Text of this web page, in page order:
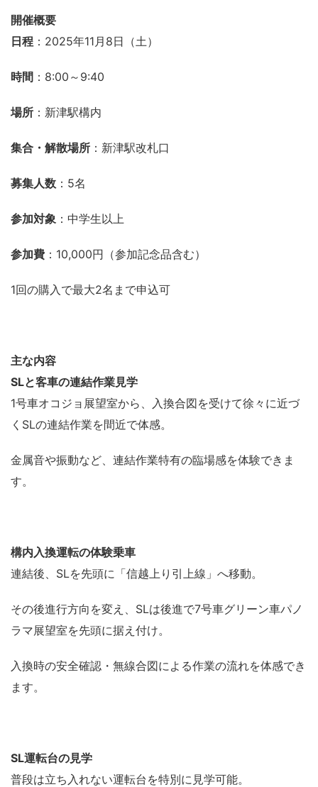
開催概要
日程 ：2025年11月8日（土）
時間 ：8:00～9:40
場所 ：新津駅構内
集合・解散場所 ：新津駅改札口
募集人数 ：5名
参加対象 ：中学生以上
参加費 ：10,000円（参加記念品含む）
1回の購入で最大2名まで申込可
主な内容
SLと客車の連結作業見学
1号車オコジョ展望室から、入換合図を受けて徐々に近づ
くSLの連結作業を間近で体感。
金属音や振動など、連結作業特有の臨場感を体験できま
す。
構内入換運転の体験乗車
連結後、SLを先頭に「信越上り引上線」へ移動。
その後進行方向を変え、SLは後進で7号車グリーン車パノ
ラマ展望室を先頭に据え付け。
入換時の安全確認・無線合図による作業の流れを体感でき
ます。
SL運転台の見学
普段は立ち入れない運転台を特別に見学可能。